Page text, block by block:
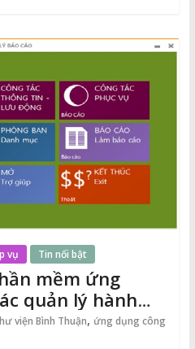
vụ Tin nổi bật
mềm ứng
quản lý hành
tỉnh
viện Bình Thuận, ứng dụng công